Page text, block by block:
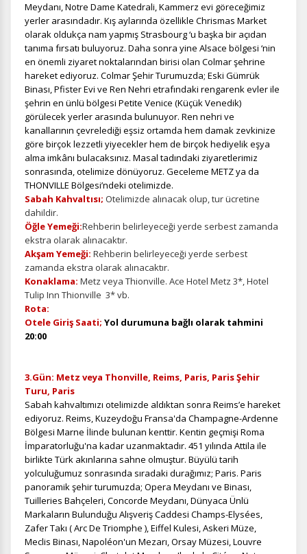
Meydanı, Notre Dame Katedrali, Kammerz evi göreceğimiz
yerler arasındadır. Kış aylarında özellikle Chrismas Market
olarak oldukça nam yapmış Strasbourg ‘u başka bir açıdan
tanıma fırsatı buluyoruz. Daha sonra yine Alsace bölgesi ‘nin
en önemli ziyaret noktalarından birisi olan Colmar şehrine
hareket ediyoruz. Colmar Şehir Turumuzda; Eski Gümrük
Binası, Pfister Evi ve Ren Nehri etrafındaki rengarenk evler ile
şehrin en ünlü bölgesi Petite Venice (Küçük Venedik)
görülecek yerler arasında bulunuyor. Ren nehri ve
kanallarının çevrelediği eşsiz ortamda hem damak zevkinize
göre birçok lezzetli yiyecekler hem de birçok hediyelik eşya
alma imkânı bulacaksınız. Masal tadındaki ziyaretlerimiz
sonrasında, otelimize dönüyoruz. Geceleme METZ ya da
THONVILLE Bölgesi’ndeki otelimizde.
Sabah Kahvaltısı; Otelimizde alınacak olup, tur ücretine
dahildir.
Öğle Yemeği:Rehberin belirleyeceği yerde serbest zamanda
ekstra olarak alınacaktır.
Akşam Yemeği: Rehberin belirleyeceği yerde serbest
zamanda ekstra olarak alınacaktır.
Konaklama: Metz veya Thionville. Ace Hotel Metz 3*, Hotel
Tulip Inn Thionville 3* vb.
Rota:
Otele Giriş Saati; Yol durumuna bağlı olarak tahmini
20:00
3.Gün: Metz veya Thonville, Reims, Paris, Paris Şehir
Turu, Paris
Sabah kahvaltımızı otelimizde aldıktan sonra Reims’e hareket
ediyoruz. Reims, Kuzeydoğu Fransa'da Champagne-Ardenne
Bölgesi Marne İlinde bulunan kenttir. Kentin geçmişi Roma
İmparatorluğu'na kadar uzanmaktadır. 451 yılında Attila ile
birlikte Türk akınlarına sahne olmuştur. Büyülü tarih
yolculuğumuz sonrasında sıradaki durağımız; Paris. Paris
panoramik şehir turumuzda; Opera Meydanı ve Binası,
Tuilleries Bahçeleri, Concorde Meydanı, Dünyaca Ünlü
Markaların Bulunduğu Alışveriş Caddesi Champs-Elysées,
Zafer Takı ( Arc De Triomphe ), Eiffel Kulesi, Askeri Müze,
Meclis Binası, Napoléon'un Mezarı, Orsay Müzesi, Louvre